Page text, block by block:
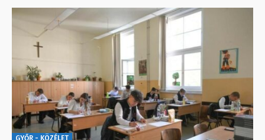
GYŐR - KÖZÉLET